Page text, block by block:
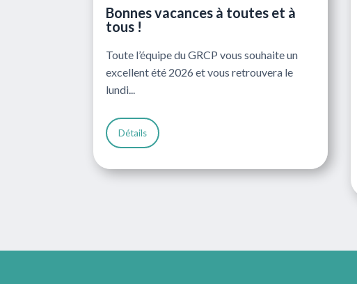
Bonnes vacances à toutes et à
tous !
Toute l’équipe du GRCP vous souhaite un
excellent été 2026 et vous retrouvera le
lundi...
Détails